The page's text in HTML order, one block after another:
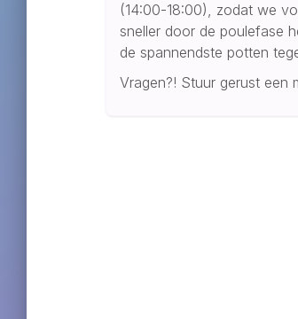
(14:00-18:00), zodat we
sneller door de poulefase
de spannendste potten
Vragen?! Stuur gerust een